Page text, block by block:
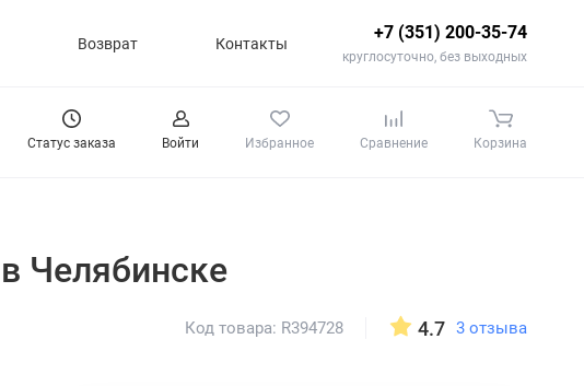
Возврат Контакты
+7 (351) 200-35-74
круглосуточно, без выходных
Статус заказа Войти Избранное Сравнение Корзина
в Челябинске
Код товара: R394728 4.7 3 отзыва